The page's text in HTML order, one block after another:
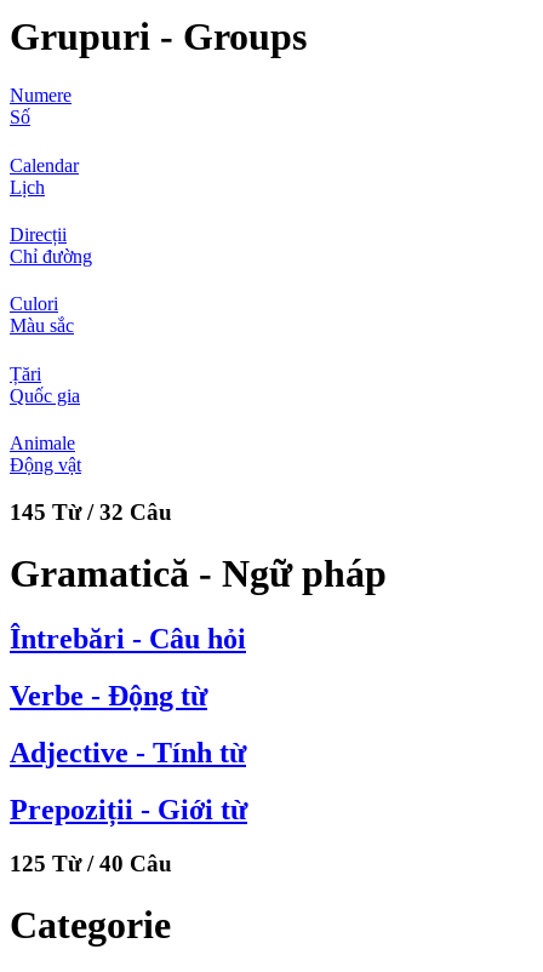
Grupuri - Groups
Numere
Số
Calendar
Lịch
Direcții
Chỉ đường
Culori
Màu sắc
Țări
Quốc gia
Animale
Động vật
145 Từ / 32 Câu
Gramatică - Ngữ pháp
Întrebări - Câu hỏi
Verbe - Động từ
Adjective - Tính từ
Prepoziții - Giới từ
125 Từ / 40 Câu
Categorie